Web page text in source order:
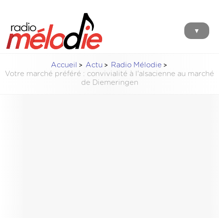
▼
Accueil Actu
Radio Mélodie
Votre marché préféré : convivialité à l'alsacienne au marché
de Diemeringen